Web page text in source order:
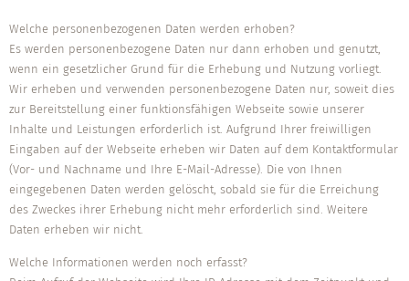
Welche personenbezogenen Daten werden erhoben?
Es werden personenbezogene Daten nur dann erhoben und genutzt,
wenn ein gesetzlicher Grund für die Erhebung und Nutzung vorliegt.
Wir erheben und verwenden personenbezogene Daten nur, soweit dies
zur Bereitstellung einer funktionsfähigen Webseite sowie unserer
Inhalte und Leistungen erforderlich ist. Aufgrund Ihrer freiwilligen
Eingaben auf der Webseite erheben wir Daten auf dem Kontaktformular
(Vor- und Nachname und Ihre E-Mail-Adresse). Die von Ihnen
eingegebenen Daten werden gelöscht, sobald sie für die Erreichung
des Zweckes ihrer Erhebung nicht mehr erforderlich sind. Weitere
Daten erheben wir nicht.
Welche Informationen werden noch erfasst?